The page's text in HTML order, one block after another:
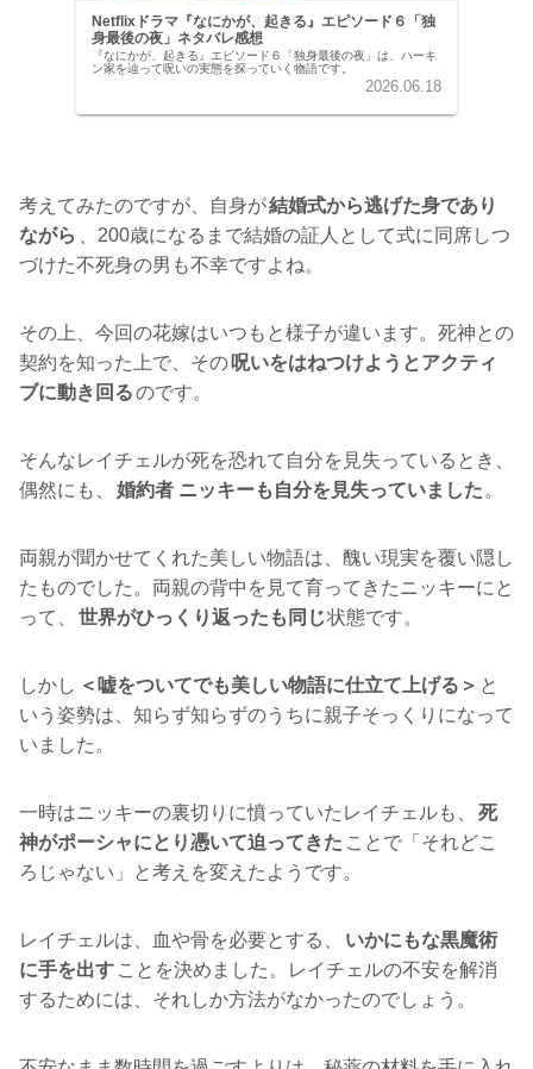
Netflixドラマ『なにかが、起きる』エピソード６「独
身最後の夜」ネタバレ感想
『なにかが、起きる』エピソード６「独身最後の夜」は、ハーキ
ン家を辿って呪いの実態を探っていく物語です。
2026.06.18
考えてみたのですが、自身が結婚式から逃げた身であり
ながら
、200歳になるまで結婚の証人として式に同席しつ
づけた不死身の男も不幸ですよね。
その上、今回の花嫁はいつもと様子が違います。死神との
契約を知った上で、その 呪いをはねつけようとアクティ
ブに動き回るのです。
そんなレイチェルが死を恐れて自分を見失っているとき、
偶然にも、
婚約者 ニッキーも自分を見失っていました 。
両親が聞かせてくれた美しい物語は、醜い現実を覆い隠し
たものでした。両親の背中を見て育ってきたニッキーにと
って、
世界がひっくり返ったも同じ状態です。
しかし ＜嘘をついてでも美しい物語に仕立て上げる＞ と
いう姿勢は、知らず知らずのうちに親子そっくりになって
いました。
一時はニッキーの裏切りに憤っていたレイチェルも、
死
神がポーシャにとり憑いて迫ってきた ことで「それどこ
ろじゃない」と考えを変えたようです。
レイチェルは、血や骨を必要とする、
いかにもな黒魔術
に手を出す ことを決めました。レイチェルの不安を解消
するためには、それしか方法がなかったのでしょう。